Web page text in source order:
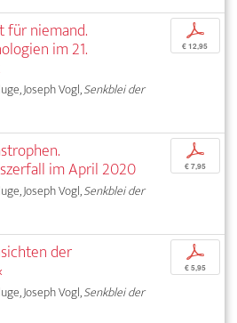
für niemand.
im 21.
Joseph Vogl,Senkblei der
p
€ 12,95
im April 2020
Joseph Vogl,Senkblei der
p
€ 7,95
der
Joseph Vogl,Senkblei der
p
€ 5,95